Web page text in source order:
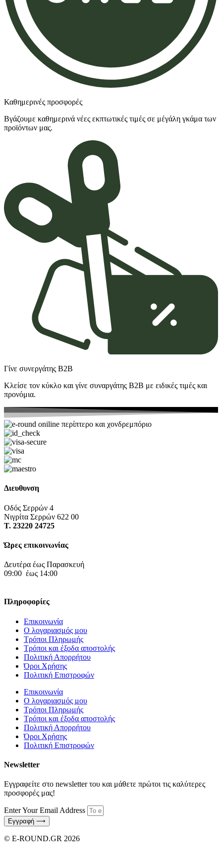
Καθημερινές προσφορές
Βγάζουμε καθημερινά νέες εκπτωτικές τιμές σε μέγάλη γκάμα των
προϊόντων μας.
Γίνε συνεργάτης Β2Β
Κλείσε τον κύκλο και γίνε συναργάτης B2Β με ειδικές τιμές και
προνόμια.
Διευθυνση
Οδός Σερρών 4
Νιγρίτα Σερρών 622 00
Τ. 23220 24725
Ώρες επικοινωνίας
Δευτέρα έως Παρασκευή
09:00 έως 14:00
Πληροφορίες
Επικοινωνία
Ο λογαριασμός μου
Τρόποι Πληρωμής
Τρόποι και έξοδα αποστολής
Πολιτική Απορρήτου
Όροι Χρήσης
Πολιτική Επιστροφών
Επικοινωνία
Ο λογαριασμός μου
Τρόποι Πληρωμής
Τρόποι και έξοδα αποστολής
Πολιτική Απορρήτου
Όροι Χρήσης
Πολιτική Επιστροφών
Newsletter
Εγγραφείτε στο newsletter του και μάθετε πρώτοι τις καλύτερες
προσφορές μας!
Enter Your Email Address
Εγγραφή ⟶
© E-ROUND.GR 2026